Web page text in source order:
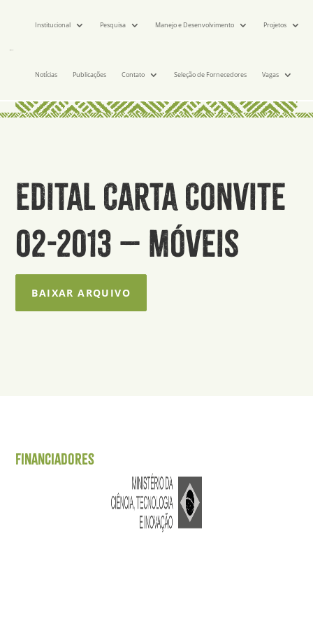
Institucional Pesquisa Manejo e Desenvolvimento Projetos
Notícias Publicações Contato Seleção de Fornecedores Vagas
Edital Carta Convite
02-2013 – móveis
BAIXAR ARQUIVO
Financiadores